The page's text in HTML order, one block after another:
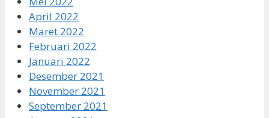
April 2022
Maret 2022
Februari 2022
Januari 2022
Desember 2021
November 2021
September 2021